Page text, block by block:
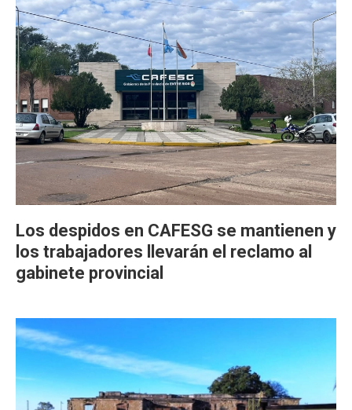
Los despidos en CAFESG se mantienen y
los trabajadores llevarán el reclamo al
gabinete provincial